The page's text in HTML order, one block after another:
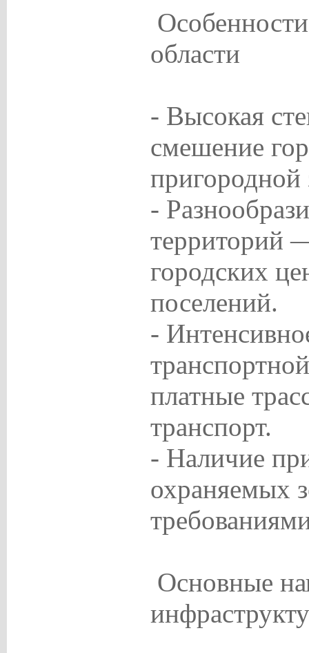
области
- Высокая
смешение
пригородной
-
территорий
городских
поселений.
-
платные
транспорт.
- Наличие
охраняемых
Основные